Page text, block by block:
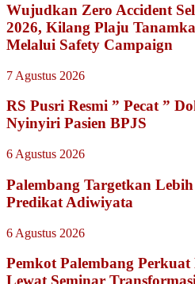
Wujudkan Zero Accident
2026, Kilang Plaju
Melalui Safety Campaign
7 Agustus 2026
RS Pusri Resmi ” Pecat ”
Nyinyiri Pasien BPJS
6 Agustus 2026
Palembang Targetkan
Predikat Adiwiyata
6 Agustus 2026
Pemkot Palembang
Lewat Seminar